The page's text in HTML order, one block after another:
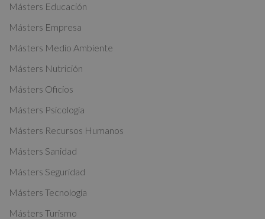
n
a
v
e
:
Másters Educación
Másters Empresa
Másters Medio Ambiente
Másters Nutrición
Másters Oficios
Másters Psicología
Másters Recursos Humanos
Másters Sanidad
Másters Seguridad
Másters Tecnología
Másters Turismo